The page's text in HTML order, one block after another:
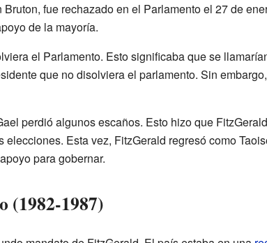
fue rechazado en el Parlamento el 27 de
de la mayoría.
el Parlamento. Esto significaba que se
que no disolviera el parlamento. Sin
perdió algunos escaños. Esto hizo que
Esta vez, FitzGerald regresó como
para gobernar.
(1982-1987)